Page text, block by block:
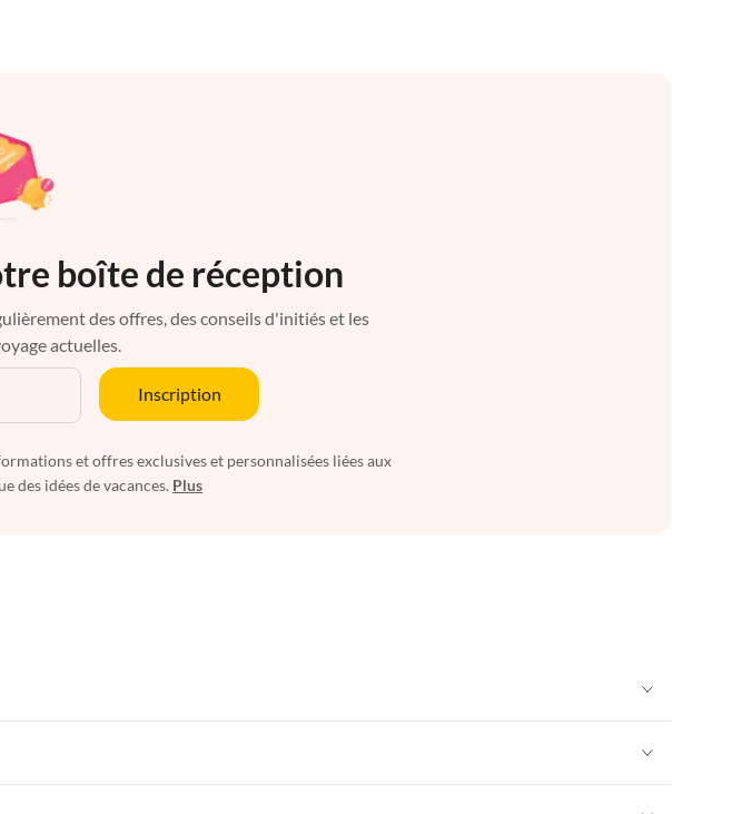
boîte de réception
des offres, des conseils d'initiés et les
actuelles.
Inscription
et offres exclusives et personnalisées liées aux
des idées de vacances. Plus
Appartements de Vacances à Sud de la France Appartements de Vacances à Provence